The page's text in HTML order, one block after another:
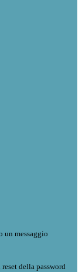
un messaggio
della password